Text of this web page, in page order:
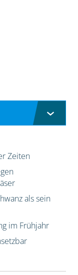
Zeiten
als sein
im Frühjahr